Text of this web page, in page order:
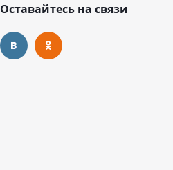
Оставайтесь на связи